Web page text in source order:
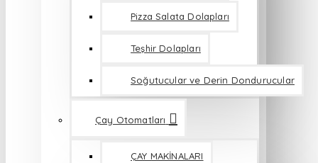
Pizza Salata Dolapları
Teşhir Dolapları
Soğutucular ve Derin Dondurucular
Çay Otomatları
ÇAY MAKİNALARI